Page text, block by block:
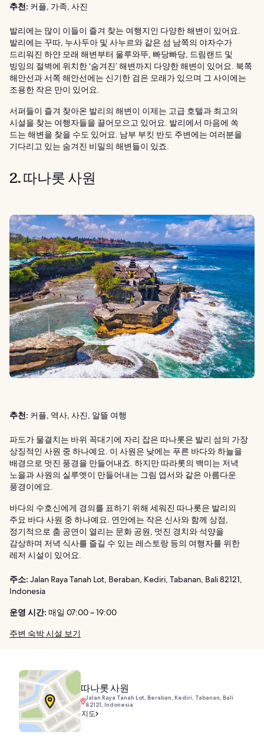
추천: 커플, 가족, 사진
발리에는 많이 이들이 즐겨 찾는 여행지인 다양한 해변이 있어요.
발리에는 꾸따, 누사두아 및 사누르와 같은 섬 남쪽의 야자수가
드리워진 하얀 모래 해변부터 울루와뚜, 빠당빠당, 드림랜드 및
빙잉의 절벽에 위치한 ‘숨겨진’ 해변까지 다양한 해변이 있어요. 북쪽
해안선과 서쪽 해안선에는 신기한 검은 모래가 있으며 그 사이에는
조용한 작은 만이 있어요.
서퍼들이 즐겨 찾아온 발리의 해변이 이제는 고급 호텔과 최고의
시설을 찾는 여행자들을 끌어모으고 있어요. 발리에서 마음에 쏙
드는 해변을 찾을 수도 있어요. 남부 부킷 반도 주변에는 여러분을
기다리고 있는 숨겨진 비밀의 해변들이 있죠.
2. 따나롯 사원
추천: 커플, 역사, 사진, 알뜰 여행
파도가 물결치는 바위 꼭대기에 자리 잡은 따나롯은 발리 섬의 가장
상징적인 사원 중 하나예요. 이 사원은 낮에는 푸른 바다와 하늘을
배경으로 멋진 풍경을 만들어내죠. 하지만 따라롯의 백미는 저녁
노을과 사원의 실루엣이 만들어내는 그림 엽서와 같은 아름다운
풍경이에요.
바다의 수호신에게 경의를 표하기 위해 세워진 따나롯은 발리의
주요 바다 사원 중 하나예요. 연안에는 작은 신사와 함께 상점,
정기적으로 춤 공연이 열리는 문화 공원, 멋진 경치와 석양을
감상하며 저녁 식사를 즐길 수 있는 레스토랑 등의 여행자를 위한
레저 시설이 있어요.
주소: Jalan Raya Tanah Lot, Beraban, Kediri, Tabanan, Bali 82121,
Indonesia
운영 시간: 매일 07:00 ~ 19:00
주변 숙박 시설 보기
따나롯 사원
Jalan Raya Tanah Lot, Beraban, Kediri, Tabanan, Bali
82121, Indonesia
지도